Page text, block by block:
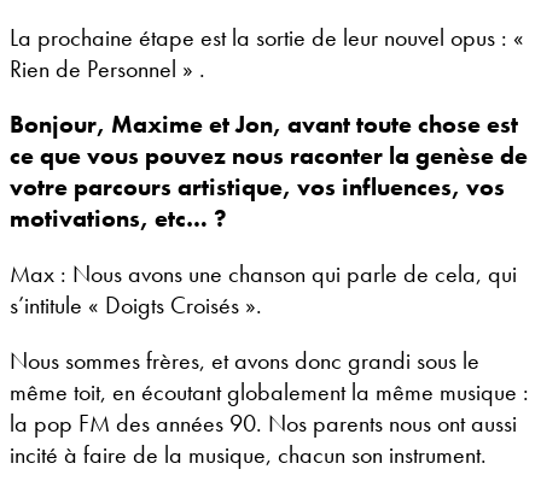
La prochaine étape est la sortie de leur nouvel opus : «
Rien de Personnel » .
Bonjour, Maxime et Jon, avant toute chose est
ce que vous pouvez nous raconter la genèse de
votre parcours artistique, vos influences, vos
motivations, etc… ?
Max : Nous avons une chanson qui parle de cela, qui
s’intitule « Doigts Croisés ».
Nous sommes frères, et avons donc grandi sous le
même toit, en écoutant globalement la même musique :
la pop FM des années 90. Nos parents nous ont aussi
incité à faire de la musique, chacun son instrument.